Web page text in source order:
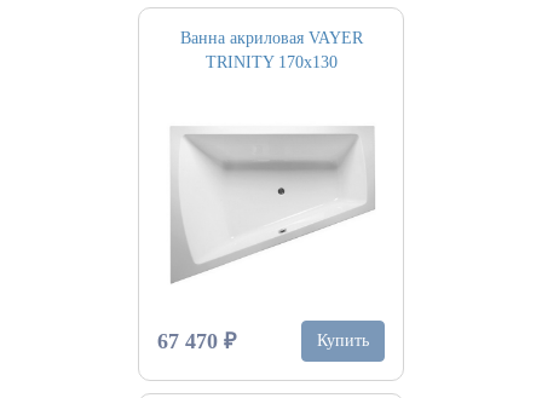
Ванна акриловая VAYER
TRINITY 170х130
67 470 ₽ Купить